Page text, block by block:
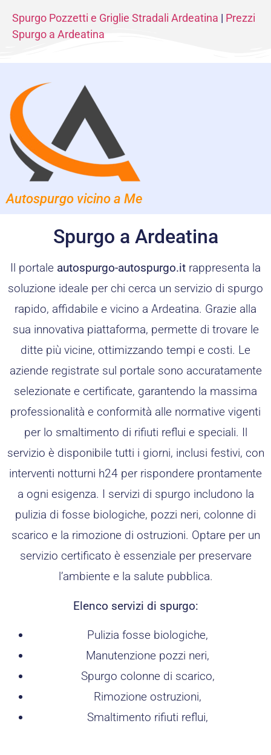
Spurgo Pozzetti e Griglie Stradali Ardeatina | Prezzi
Spurgo a Ardeatina
Autospurgo vicino a Me
Spurgo a Ardeatina
Il portale autospurgo-autospurgo.it rappresenta la
soluzione ideale per chi cerca un servizio di spurgo
rapido, affidabile e vicino a Ardeatina. Grazie alla
sua innovativa piattaforma, permette di trovare le
ditte più vicine, ottimizzando tempi e costi. Le
aziende registrate sul portale sono accuratamente
selezionate e certificate, garantendo la massima
professionalità e conformità alle normative vigenti
per lo smaltimento di rifiuti reflui e speciali. Il
servizio è disponibile tutti i giorni, inclusi festivi, con
interventi notturni h24 per rispondere prontamente
a ogni esigenza. I servizi di spurgo includono la
pulizia di fosse biologiche, pozzi neri, colonne di
scarico e la rimozione di ostruzioni. Optare per un
servizio certificato è essenziale per preservare
l’ambiente e la salute pubblica.
Elenco servizi di spurgo:
Pulizia fosse biologiche,
Manutenzione pozzi neri,
Spurgo colonne di scarico,
Rimozione ostruzioni,
Smaltimento rifiuti reflui,